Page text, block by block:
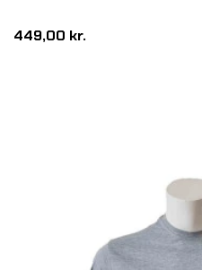
449,00 kr.